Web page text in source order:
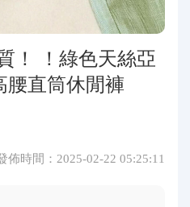
！ ！綠色天絲亞
腰直筒休閒褲
佈時間：2025-02-22 05:25:11